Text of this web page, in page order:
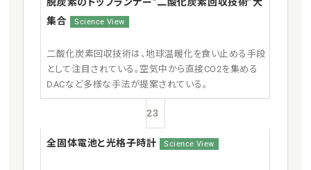
脱炭素のトップランナー”二酸化炭素回収技術”大
集合
Science View
二酸化炭素回収技術は、地球温暖化を食い止める手段
として注目されている。空気中から直接CO2を集める
DACなど多様な手法が提案されている。
23
全固体電池と光格子時計 Science View